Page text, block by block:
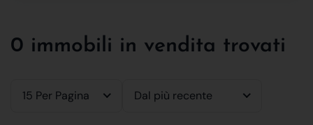
0 immobili in vendita trovati
15 Per Pagina Dal più recente